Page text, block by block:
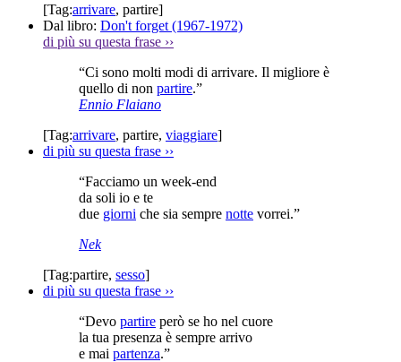
[Tag:arrivare, partire]
Dal libro: Don't forget (1967-1972)
di più su questa frase ››
“Ci sono molti modi di arrivare. Il migliore è
quello di non partire.”
Ennio Flaiano
[Tag:arrivare, partire, viaggiare]
di più su questa frase ››
“Facciamo un week-end
da soli io e te
due giorni che sia sempre notte vorrei.”
Nek
[Tag:partire, sesso]
di più su questa frase ››
“Devo partire però se ho nel cuore
la tua presenza è sempre arrivo
e mai partenza.”